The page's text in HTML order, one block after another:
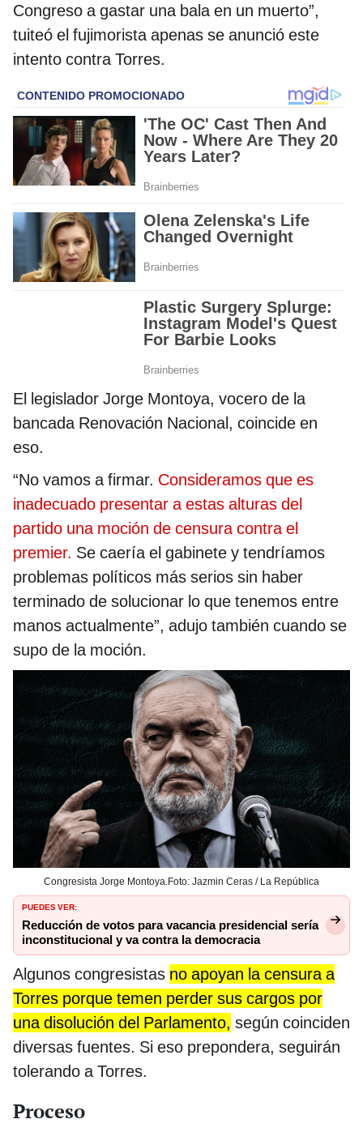
Congreso a gastar una bala en un muerto”,
tuiteó el fujimorista apenas se anunció este
intento contra Torres.
El legislador Jorge Montoya, vocero de la
bancada Renovación Nacional, coincide en
eso.
“No vamos a firmar. Consideramos que es
inadecuado presentar a estas alturas del
partido una moción de censura contra el
premier. Se caería el gabinete y tendríamos
problemas políticos más serios sin haber
terminado de solucionar lo que tenemos entre
manos actualmente”, adujo también cuando se
supo de la moción.
Congresista Jorge Montoya.Foto: Jazmin Ceras / La República
PUEDES VER:
Reducción de votos para vacancia presidencial sería
inconstitucional y va contra la democracia
Algunos congresistas no apoyan la censura a
Torres porque temen perder sus cargos por
una disolución del Parlamento, según coinciden
diversas fuentes. Si eso prepondera, seguirán
tolerando a Torres.
Proceso